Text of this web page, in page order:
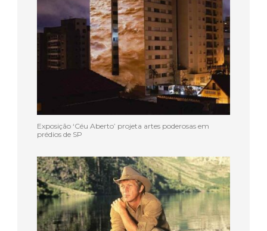
Exposição ‘Céu Aberto’ projeta artes poderosas em
prédios de SP